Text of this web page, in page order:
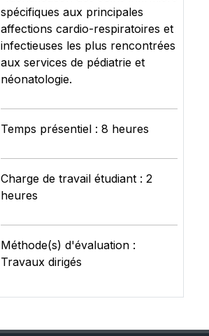
spécifiques aux principales
affections cardio-respiratoires et
infectieuses les plus rencontrées
aux services de pédiatrie et
néonatologie.
Temps présentiel : 8 heures
Charge de travail étudiant : 2
heures
Méthode(s) d'évaluation :
Travaux dirigés